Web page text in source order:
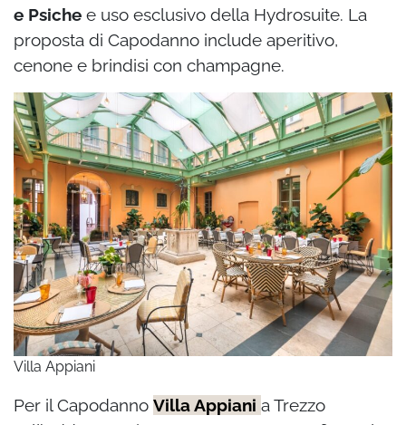
e Psiche e uso esclusivo della Hydrosuite. La
proposta di Capodanno include aperitivo,
cenone e brindisi con champagne.
Villa Appiani
Per il Capodanno Villa Appiani a Trezzo